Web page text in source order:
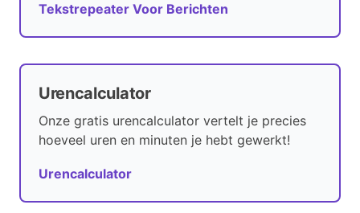
Tekstrepeater Voor Berichten
Urencalculator
Onze gratis urencalculator vertelt je precies
hoeveel uren en minuten je hebt gewerkt!
Urencalculator